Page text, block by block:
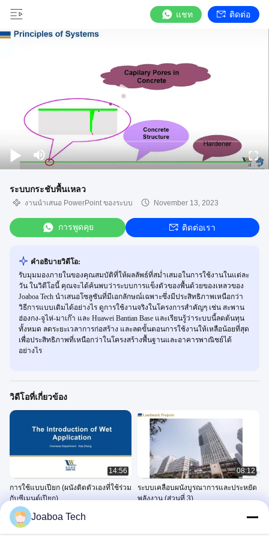
แชท ติดต่อ
ระบบกระชับพื้นเหลว
งานนำเสนอ PowerPoint ของระบบ November 13, 2023
การพูดคุย ติดต่อเรา
คำอธิบายวิดีโอ:
รับมุมมองภายในของคุณสมบัติที่ให้ผลลัพธ์ที่สม่ำเสมอในการใช้งานในแต่ละ
วัน ในวิดีโอนี้ คุณจะได้ค้นพบว่าระบบการแข็งตัวของพื้นด้วยของเหลวของ
Joaboa Tech นำเสนอโซลูชันที่มีเอกลักษณ์เฉพาะซึ่งมีประสิทธิภาพเหนือกว่า
วิธีการแบบเดิมได้อย่างไร ดูการใช้งานจริงในโครงการสำคัญๆ เช่น สะพาน
ฮ่องกง-จูไห่-มาเก๊า และ Huawei Bantian Base และเรียนรู้ว่าระบบนี้ลดต้นทุน
ทั้งหมด ลดระยะเวลาการก่อสร้าง และลดขั้นตอนการใช้งานให้เหลือน้อยที่สุด
เพื่อประสิทธิภาพที่เหนือกว่าในโครงสร้างพื้นฐานและอาคารพาณิชย์ได้
อย่างไร
วิดีโอที่เกี่ยวข้อง
14:56
การใช้แบบเปียก (ผนังติดตัวเองที่ใช้ร่วม
กับซีเมนต์เปียก)
งานนำเสนอ PowerPoint ของ
ระบบ
08:12
ระบบเคลือบผนังบูรณาการและประหยัด
พลังงาน (ส่วนที่ 3)
Joaboa Tech